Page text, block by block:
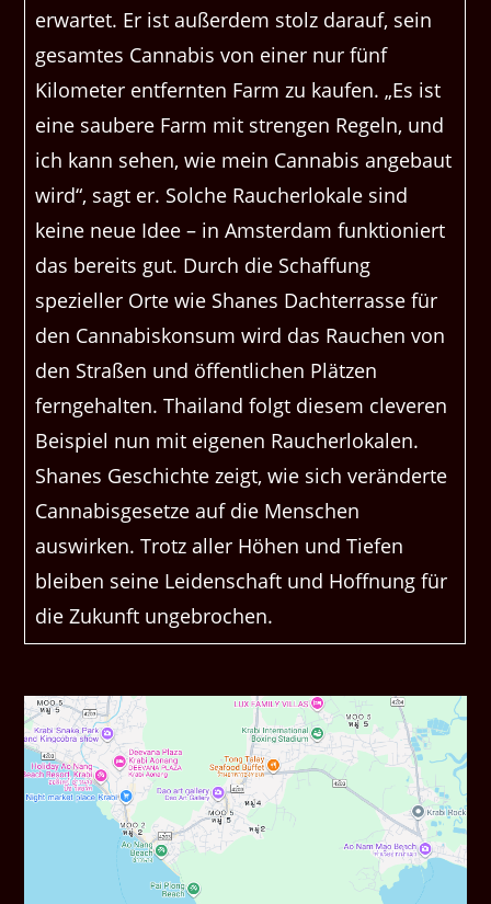
erwartet. Er ist außerdem stolz darauf, sein
gesamtes Cannabis von einer nur fünf
Kilometer entfernten Farm zu kaufen. „Es ist
eine saubere Farm mit strengen Regeln, und
ich kann sehen, wie mein Cannabis angebaut
wird“, sagt er. Solche Raucherlokale sind
keine neue Idee – in Amsterdam funktioniert
das bereits gut. Durch die Schaffung
spezieller Orte wie Shanes Dachterrasse für
den Cannabiskonsum wird das Rauchen von
den Straßen und öffentlichen Plätzen
ferngehalten. Thailand folgt diesem cleveren
Beispiel nun mit eigenen Raucherlokalen.
Shanes Geschichte zeigt, wie sich veränderte
Cannabisgesetze auf die Menschen
auswirken. Trotz aller Höhen und Tiefen
bleiben seine Leidenschaft und Hoffnung für
die Zukunft ungebrochen.